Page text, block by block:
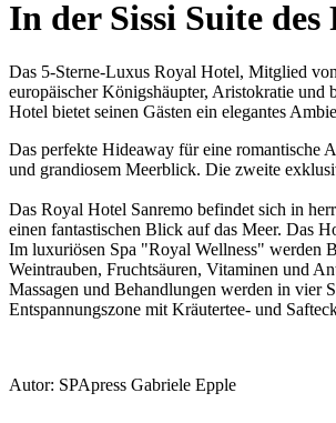
In der Sissi Suite
Das 5-Sterne-Luxus Royal Hotel, Mitglied
europäischer Königshäupter, Aristokratie
Hotel bietet seinen Gästen ein elegantes
Das perfekte Hideaway für eine romantische
und grandiosem Meerblick. Die zweite
Das Royal Hotel Sanremo befindet sich in
einen fantastischen Blick auf das Meer. Das
Im luxuriösen Spa "Royal Wellness" werden
Weintrauben, Fruchtsäuren, Vitaminen und
Massagen und Behandlungen werden in vier
Entspannungszone mit Kräutertee- und
Autor: SPApress Gabriele Epple